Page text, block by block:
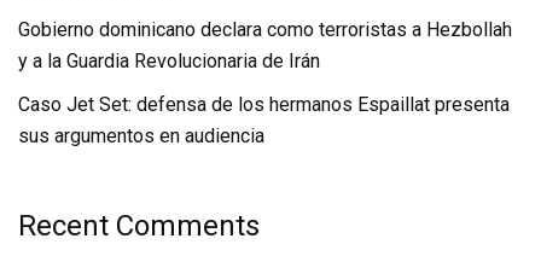
Gobierno dominicano declara como terroristas a Hezbollah
y a la Guardia Revolucionaria de Irán
Caso Jet Set: defensa de los hermanos Espaillat presenta
sus argumentos en audiencia
Recent Comments